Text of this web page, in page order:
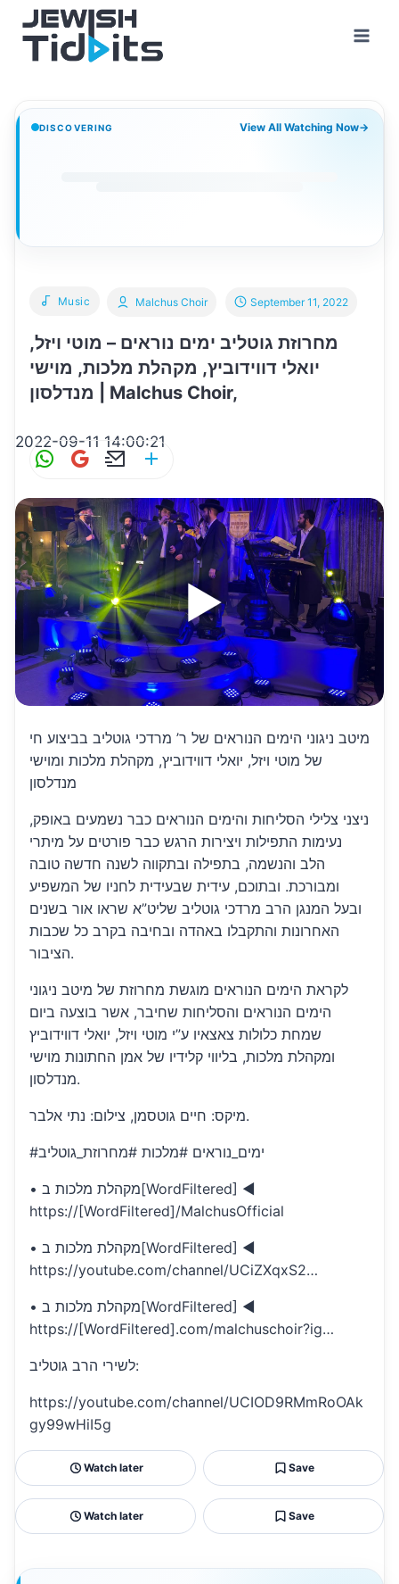
content
DISCOVERING View All Watching Now→
Music
מחרוזת גוטליב ימים נוראים – מוטי ויזל,
יואלי דווידוביץ, מקהלת מלכות, מוישי
מנדלסון | Malchus Choir,
Malchus Choir September 11, 2022
2022-09-11 14:00:21
W
at
s
A
p
p
G
ai
l
E
ai
l
ar
e
מיטב ניגוני הימים הנוראים של ר’ מרדכי גוטליב בביצוע חי
של מוטי ויזל, יואלי דווידוביץ, מקהלת מלכות ומוישי
מנדלסון
ניצני צלילי הסליחות והימים הנוראים כבר נשמעים באופק,
נעימות התפילות ויצירות הרגש כבר פורטים על מיתרי
הלב והנשמה, בתפילה ובתקווה לשנה חדשה טובה
ומבורכת. ובתוכם, עידית שבעידית לחניו של המשפיע
ובעל המנגן הרב מרדכי גוטליב שליט”א שראו אור בשנים
האחרונות והתקבלו באהדה ובחיבה בקרב כל שכבות
הציבור.
לקראת הימים הנוראים מוגשת מחרוזת של מיטב ניגוני
הימים הנוראים והסליחות שחיבר, אשר בוצעה ביום
שמחת כלולות צאצאיו ע”י מוטי ויזל, יואלי דווידוביץ
ומקהלת מלכות, בליווי קלידיו של אמן החתונות מוישי
מנדלסון.
מיקס: חיים גוטסמן, צילום: נתי אלבר.
#ימים_נוראים #מלכות #מחרוזת_גוטליב
• מקהלת מלכות ב[WordFiltered] ◄
https://[WordFiltered]/MalchusOfficial
• מקהלת מלכות ב[WordFiltered] ◄
https://youtube.com/channel/UCiZXqxS2…
• מקהלת מלכות ב[WordFiltered] ◄
https://[WordFiltered].com/malchuschoir?ig…
לשירי הרב גוטליב:
https://youtube.com/channel/UCIOD9RMmRoOAk
gy99wHiI5g
Watch later Save
Watch later Save